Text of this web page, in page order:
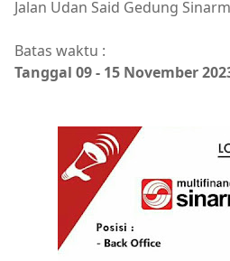
Jalan Udan Said Gedung
Batas waktu :
Tanggal 09 - 15 November